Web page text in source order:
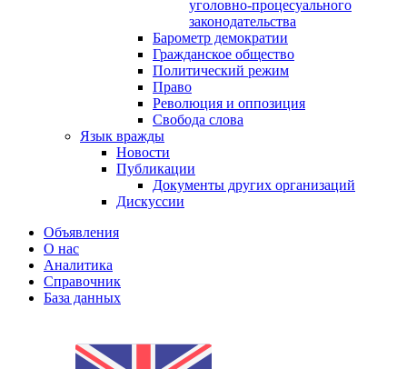
уголовно-процесуального
законодательства
Барометр демократии
Гражданское общество
Политический режим
Право
Революция и оппозиция
Свобода слова
Язык вражды
Новости
Публикации
Документы других организаций
Дискуссии
Объявления
О нас
Аналитика
Справочник
База данных